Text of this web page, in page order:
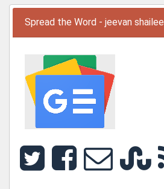
Spread the Word - jeevan shailee